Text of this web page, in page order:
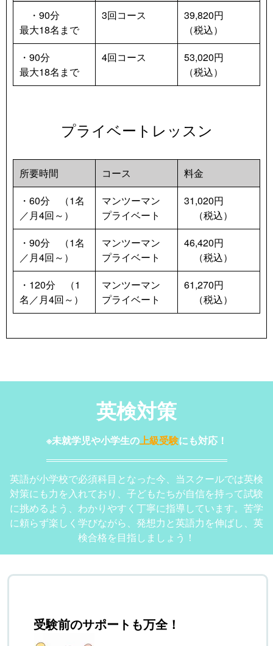
・90分
最大18名まで
3回コース
39,820円
（税込）
・90分
最大18名まで
4回コース
53,020円
（税込）
プライベートレッスン
所要時間 コース
料金
・60分　（1名
／月4回～）
マンツーマン
プライベート
31,020円
（税込）
・90分　（1名
／月4回～）
マンツーマン
プライベート
46,420円
（税込）
・120分　（1
名／月4回～）
マンツーマン
プライベート
61,270円
（税込）
英検対策
※未就学児や小学生の上級受験にも対応！
英語が小学校で必須科目となった今、当スクールでは英検
対策にも力を入れており、子どもたちが自信を持って試験
に挑めるよう、わかりやすく丁寧に指導しています。苦学
に頼らず楽しく学びながら、発想力と英語力を伸ばし、英
検合格を目指しましょう！
受験前のサポートも万全！